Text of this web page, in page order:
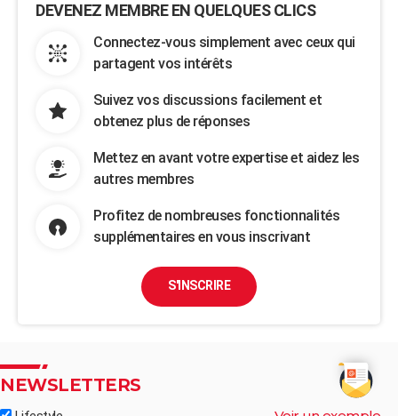
DEVENEZ MEMBRE EN QUELQUES CLICS
Connectez-vous simplement avec ceux qui
partagent vos intérêts
Suivez vos discussions facilement et
obtenez plus de réponses
Mettez en avant votre expertise et aidez les
autres membres
Profitez de nombreuses fonctionnalités
supplémentaires en vous inscrivant
S'INSCRIRE
NEWSLETTERS